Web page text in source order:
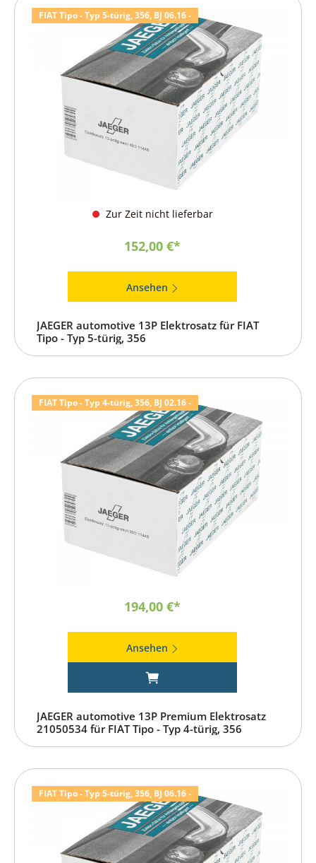
FIAT Tipo - Typ 5-türig, 356, BJ 06.16 -
Zur Zeit nicht lieferbar
152,00 €*
Ansehen
JAEGER automotive 13P Elektrosatz für FIAT
Tipo - Typ 5-türig, 356
FIAT Tipo - Typ 4-türig, 356, BJ 02.16 -
194,00 €*
Ansehen
JAEGER automotive 13P Premium Elektrosatz
21050534 für FIAT Tipo - Typ 4-türig, 356
FIAT Tipo - Typ 5-türig, 356, BJ 06.16 -